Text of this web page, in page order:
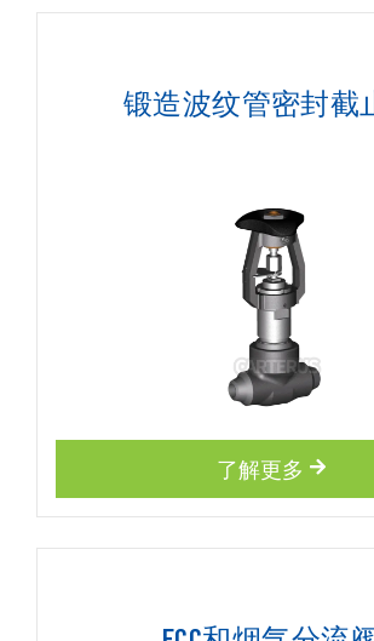
锻造波纹管密封截
了解更多